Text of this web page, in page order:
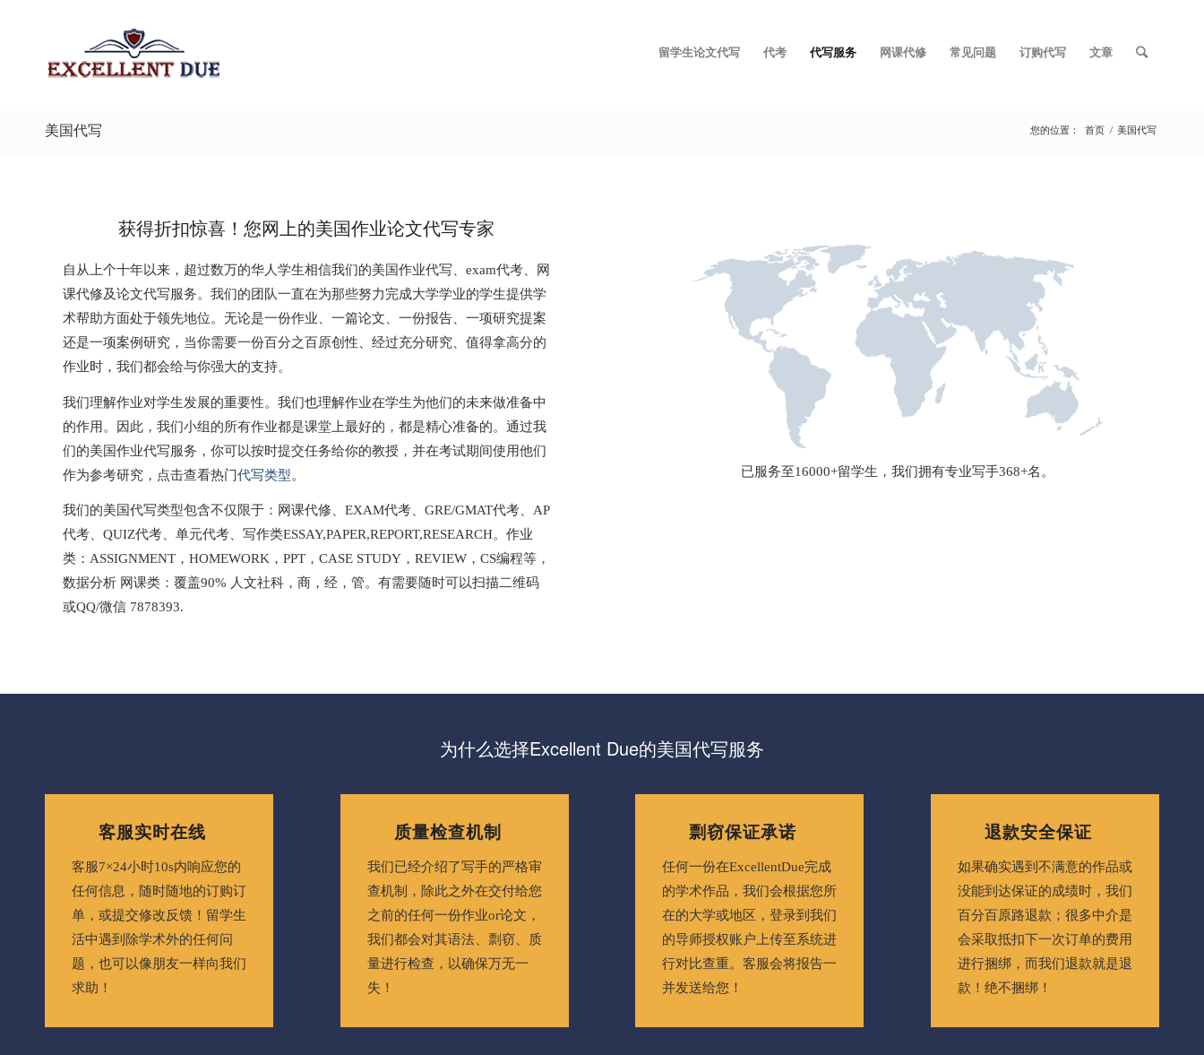
留学生论文代写 代考 代写服务 网课代修 常见问题 订购代写 文章
美国代写 您的位置： 首页 / 美国代写
获得折扣惊喜！您网上的美国作业论文代写专家
自从上个十年以来，超过数万的华人学生相信我们的美国作业代写、exam代考、网
课代修及论文代写服务。我们的团队一直在为那些努力完成大学学业的学生提供学
术帮助方面处于领先地位。无论是一份作业、一篇论文、一份报告、一项研究提案
还是一项案例研究，当你需要一份百分之百原创性、经过充分研究、值得拿高分的
作业时，我们都会给与你强大的支持。
我们理解作业对学生发展的重要性。我们也理解作业在学生为他们的未来做准备中
的作用。因此，我们小组的所有作业都是课堂上最好的，都是精心准备的。通过我
们的美国作业代写服务，你可以按时提交任务给你的教授，并在考试期间使用他们
作为参考研究，点击查看热门代写类型。
我们的美国代写类型包含不仅限于：网课代修、EXAM代考、GRE/GMAT代考、AP
代考、QUIZ代考、单元代考、写作类ESSAY,PAPER,REPORT,RESEARCH。作业
类：ASSIGNMENT，HOMEWORK，PPT，CASE STUDY，REVIEW，CS编程等，
数据分析 网课类：覆盖90% 人文社科，商，经，管。有需要随时可以扫描二维码
或QQ/微信 7878393.
已服务至16000+留学生，我们拥有专业写手368+名。
为什么选择Excellent Due的美国代写服务
客服实时在线
客服7×24小时10s内响应您的
任何信息，随时随地的订购订
单，或提交修改反馈！留学生
活中遇到除学术外的任何问
题，也可以像朋友一样向我们
求助！
质量检查机制
我们已经介绍了写手的严格审
查机制，除此之外在交付给您
之前的任何一份作业or论文，
我们都会对其语法、剽窃、质
量进行检查，以确保万无一
失！
剽窃保证承诺
任何一份在ExcellentDue完成
的学术作品，我们会根据您所
在的大学或地区，登录到我们
的导师授权账户上传至系统进
行对比查重。客服会将报告一
并发送给您！
退款安全保证
如果确实遇到不满意的作品或
没能到达保证的成绩时，我们
百分百原路退款；很多中介是
会采取抵扣下一次订单的费用
进行捆绑，而我们退款就是退
款！绝不捆绑！